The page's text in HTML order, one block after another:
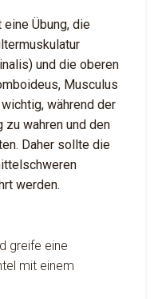
Übung, die
und die oberen
Musculus
während der
zu wahren und den
Daher sollte die
werden.
greife eine
mit einem